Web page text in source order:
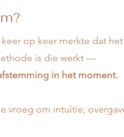
op keer merkte dat het
is die werkt —
in het moment.
vroeg om intuïtie, overgave,